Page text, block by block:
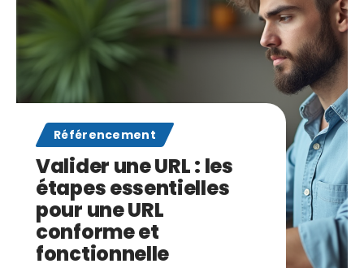
Référencement
Valider une URL : les
étapes essentielles
pour une URL
conforme et
fonctionnelle